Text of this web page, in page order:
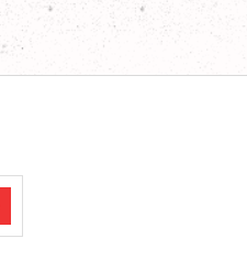
kompletne i bez grešaka.
+387 53 315 015, +387 53 315 032